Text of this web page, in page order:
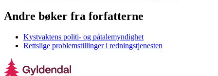
Andre bøker fra forfatterne
Kystvaktens politi- og påtalemyndighet
Rettslige problemstillinger i redningstjenesten